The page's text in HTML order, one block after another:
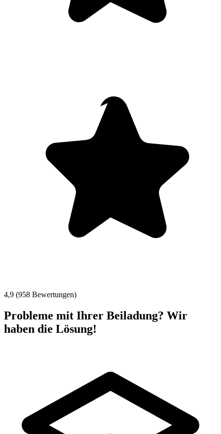
4,9 (958 Bewertungen)
Probleme mit Ihrer Beiladung? Wir
haben die Lösung!